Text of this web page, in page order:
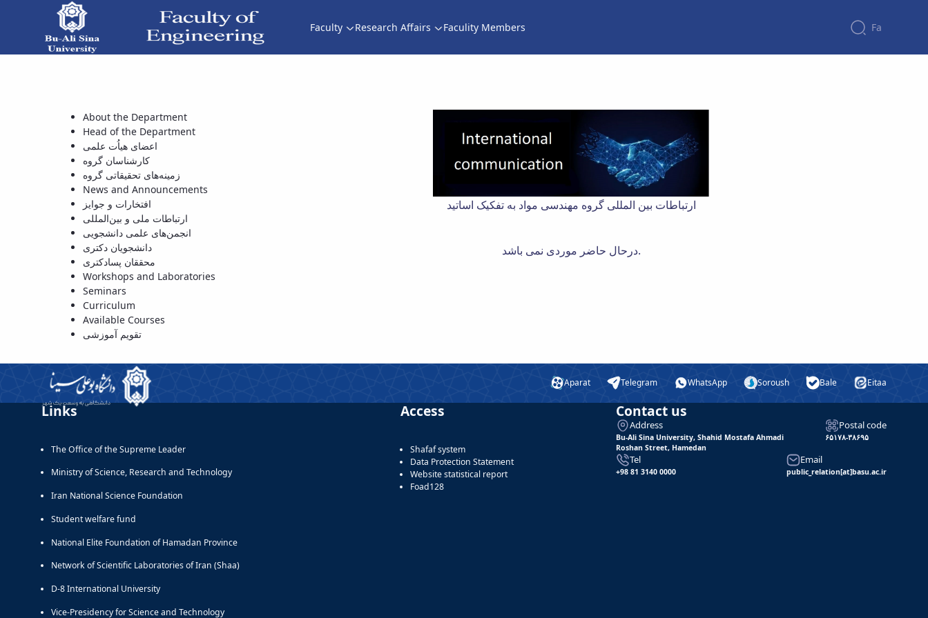
Faculty Research Affairs Faculity Members Fa
About the Department
Head of the Department
اعضای هیاُت علمی
کارشناسان گروه
زمینه‌های تحقیقاتی گروه
News and Announcements
افتخارات و جوایز
ارتباطات ملی و بین‌المللی
انجمن‌های علمی دانشجویی
دانشجویان دکتری
محققان پسادکتری
Workshops and Laboratories
Seminars
Curriculum
Available Courses
تقویم آموزشی
ارتباطات بین المللی گروه مهندسی مواد به تفکیک اساتید
درحال حاضر موردی نمی باشد.
Aparat Telegram WhatsApp Soroush Bale Eitaa
Links
The Office of the Supreme Leader
Ministry of Science, Research and Technology
Iran National Science Foundation
Student welfare fund
National Elite Foundation of Hamadan Province
Network of Scientific Laboratories of Iran (Shaa)
D-8 International University
Vice-Presidency for Science and Technology
Access
Shafaf system
Data Protection Statement
Website statistical report
Foad128
Contact us
Address
Bu-Ali Sina University, Shahid Mostafa Ahmadi
Roshan Street, Hamedan
Postal code
۶۵۱۷۸-۳۸۶۹۵
Tel
+98 81 3140 0000
Email
public_relation[at]basu.ac.ir